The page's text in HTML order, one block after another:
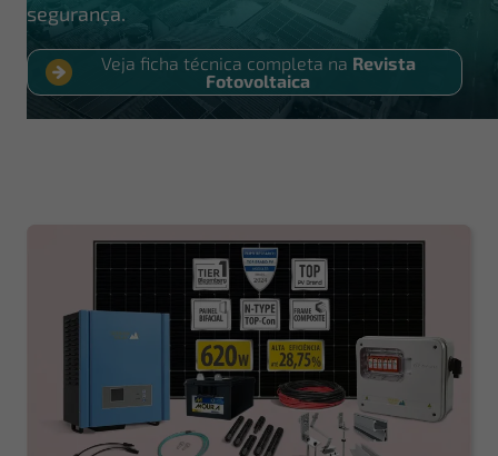
segurança.
Veja ficha técnica completa na Revista
Fotovoltaica